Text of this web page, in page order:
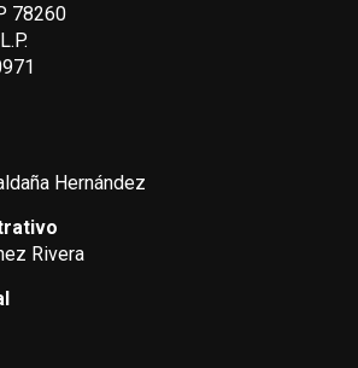
78260
Hernández
Rivera